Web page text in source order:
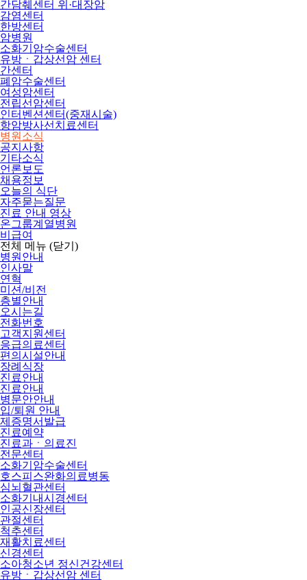
간담췌센터 위·대장암
감염센터
한방센터
암병원
소화기암수술센터
유방ㆍ갑상선암 센터
간센터
폐암수술센터
여성암센터
전립선암센터
인터벤션센터(중재시술)
항암방사선치료센터
병원소식
공지사항
기타소식
언론보도
채용정보
오늘의 식단
자주묻는질문
진료 안내 영상
온그룹계열병원
비급여
전체 메뉴 (닫기)
병원안내
인사말
연혁
미션/비전
층별안내
오시는길
전화번호
고객지원센터
응급의료센터
편의시설안내
장례식장
진료안내
진료안내
병문안안내
입/퇴원 안내
제증명서발급
진료예약
진료과ㆍ의료진
전문센터
소화기암수술센터
호스피스완화의료병동
심뇌혈관센터
소화기내시경센터
인공신장센터
관절센터
척추센터
재활치료센터
신경센터
소아청소년 정신건강센터
유방ㆍ갑상선암 센터